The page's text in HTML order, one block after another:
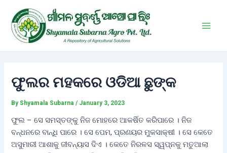
content
ଫୁଲର ମହକରେ ଓଡିଆ ଛୁଙ୍କ
By Shyamala Subarna/ January 3, 2023
ଫୁଲ – ସେ ସମସ୍ତଙ୍କୁ ନିଜ ମୋହରେ ଆକର୍ଷିତ କରିପାରେ । ନିଜ
ବନ୍ଧନରେ ବାନ୍ଧି ପାରେ । ସେ ପେମ, ପ୍ରଣୟର ମୁକସାକ୍ଷୀ । ସେ କେତେ
ଅସୁମାରୀ ଆଶାକୁ ଜୀବନ୍ୟାସ ଦିଏ । କେତେ ନିରଳସ ସ୍ୱପ୍ନକୁ ମତୁଆଲା
navigation